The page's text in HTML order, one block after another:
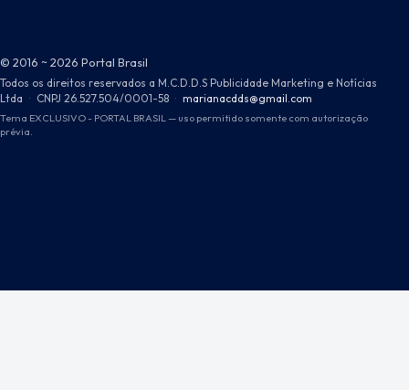
© 2016 ~ 2026 Portal Brasil
Todos os direitos reservados a M.C.D.D.S Publicidade Marketing e Notícias
Ltda · CNPJ 26.527.504/0001-58 · marianacdds@gmail.com
Tema EXCLUSIVO - PORTAL BRASIL — uso permitido somente com autorização
prévia.